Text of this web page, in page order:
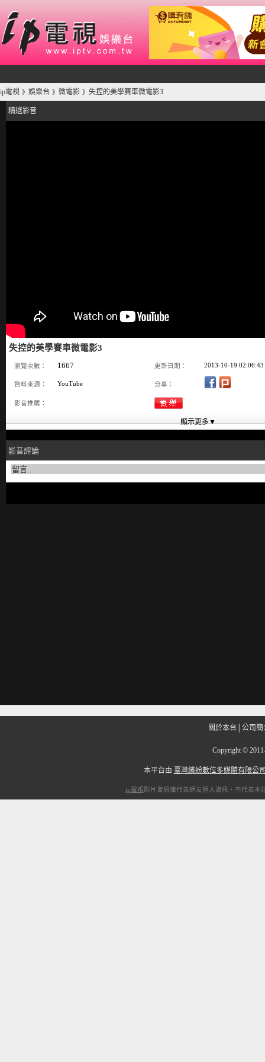
ip電視 》 娛樂台 》 微電影 》 失控的美學賽車微電影3
精選影音
失控的美學賽車微電影3
瀏覽次數： 1667 更新日期： 2013-10-19 02:06:43
資料來源： YouTube 分享：
影音推薦：
影音評論
關於本台 公司簡
Copyright ©
本平台由 臺灣繽紛數位多媒體有限公
ip電視影片資訊僅代表網友個人資訊，不代表本